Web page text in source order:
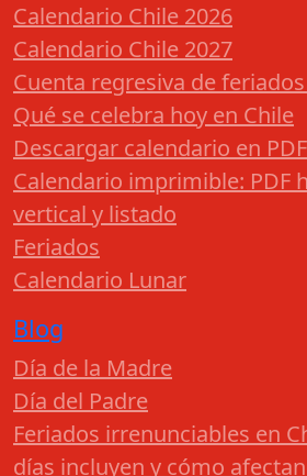
Calendario Chile 2026
Calendario Chile 2027
Cuenta regresiva de
Qué se celebra hoy en Chile
Descargar calendario en PDF
Calendario imprimible: PDF
vertical y listado
Feriados
Calendario Lunar
Blog
Día de la Madre
Día del Padre
Feriados irrenunciables en
días incluyen y cómo